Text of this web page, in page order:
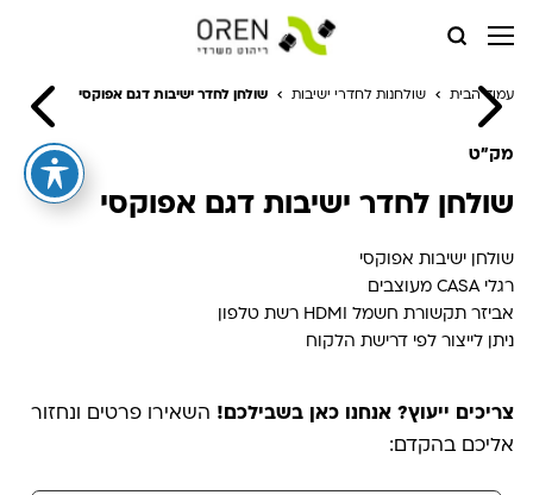
עמוד הבית שולחנות לחדרי ישיבות שולחן לחדר ישיבות דגם אפוקסי
מק"ט
שולחן לחדר ישיבות דגם אפוקסי
שולחן ישיבות אפוקסי
רגלי CASA מעוצבים
אביזר תקשורת חשמל HDMI רשת טלפון
ניתן לייצור לפי דרישת הלקוח
צריכים ייעוץ? אנחנו כאן בשבילכם! השאירו פרטים ונחזור
אליכם בהקדם: